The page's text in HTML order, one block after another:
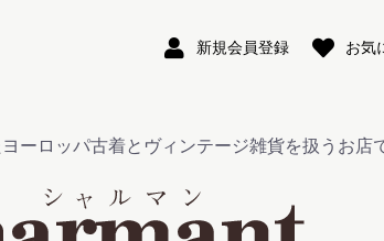
新規会員登録 お気
ーロッパ古着とヴィンテージ雑貨を扱うお店